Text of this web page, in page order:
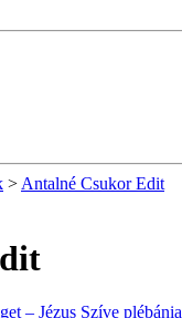
> Antalné Csukor Edit
– Jézus Szíve plébánia